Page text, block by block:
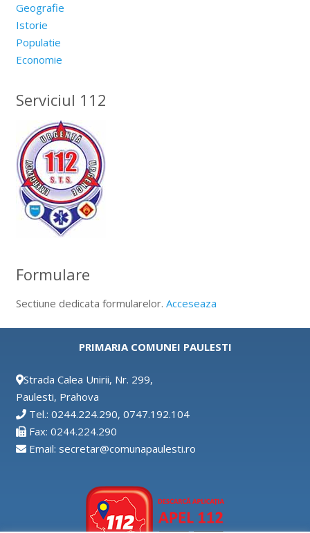
Geografie
Istorie
Populatie
Economie
Serviciul 112
Formulare
Sectiune dedicata formularelor. Acceseaza
PRIMARIA COMUNEI PAULESTI
Strada Calea Unirii, Nr. 299,
Paulesti, Prahova
Tel.: 0244.224.290, 0747.192.104
Fax: 0244.224.290
Email: secretar@comunapaulesti.ro